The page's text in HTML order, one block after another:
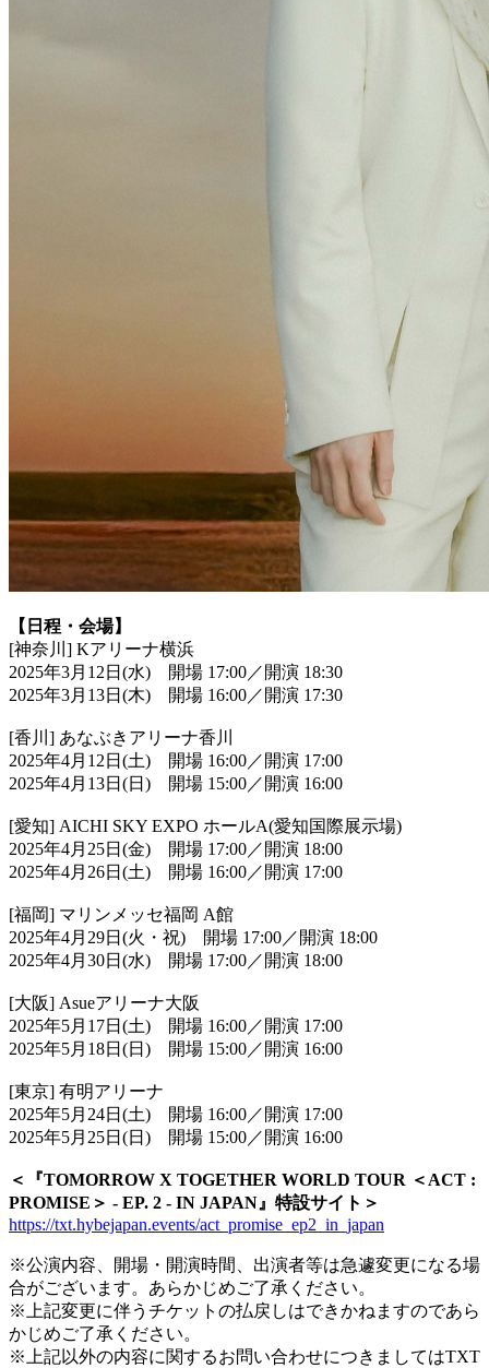
【日程・会場】
[神奈川] Kアリーナ横浜
2025年3月12日(水) 開場 17:00／開演 18:30
2025年3月13日(木) 開場 16:00／開演 17:30
[香川] あなぶきアリーナ香川
2025年4月12日(土) 開場 16:00／開演 17:00
2025年4月13日(日) 開場 15:00／開演 16:00
[愛知] AICHI SKY EXPO ホールA(愛知国際展示場)
2025年4月25日(金) 開場 17:00／開演 18:00
2025年4月26日(土) 開場 16:00／開演 17:00
[福岡] マリンメッセ福岡 A館
2025年4月29日(火・祝) 開場 17:00／開演 18:00
2025年4月30日(水) 開場 17:00／開演 18:00
[大阪] Asueアリーナ大阪
2025年5月17日(土) 開場 16:00／開演 17:00
2025年5月18日(日) 開場 15:00／開演 16:00
[東京] 有明アリーナ
2025年5月24日(土) 開場 16:00／開演 17:00
2025年5月25日(日) 開場 15:00／開演 16:00
＜『TOMORROW X TOGETHER WORLD TOUR ＜ACT :
PROMISE＞ - EP. 2 - IN JAPAN』特設サイト＞
https://txt.hybejapan.events/act_promise_ep2_in_japan
※公演内容、開場・開演時間、出演者等は急遽変更になる場
合がございます。あらかじめご了承ください。
※上記変更に伴うチケットの払戻しはできかねますのであら
かじめご了承ください。
※上記以外の内容に関するお問い合わせにつきましてはTXT